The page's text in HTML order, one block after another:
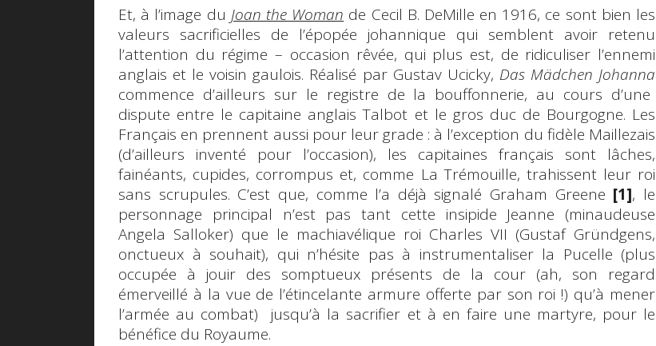
Et, à l’image du Joan the Woman de Cecil B. DeMille en 1916, ce sont bien les
valeurs sacrificielles de l’épopée johannique qui semblent avoir retenu
l’attention du régime – occasion rêvée, qui plus est, de ridiculiser l’ennemi
anglais et le voisin gaulois. Réalisé par Gustav Ucicky, Das Mädchen Johanna
commence d’ailleurs sur le registre de la bouffonnerie, au cours d’une
dispute entre le capitaine anglais Talbot et le gros duc de Bourgogne. Les
Français en prennent aussi pour leur grade : à l’exception du fidèle Maillezais
(d’ailleurs inventé pour l’occasion), les capitaines français sont lâches,
fainéants, cupides, corrompus et, comme La Trémouille, trahissent leur roi
sans scrupules. C’est que, comme l’a déjà signalé Graham Greene [1], le
personnage principal n’est pas tant cette insipide Jeanne (minaudeuse
Angela Salloker) que le machiavélique roi Charles VII (Gustaf Gründgens,
onctueux à souhait), qui n’hésite pas à instrumentaliser la Pucelle (plus
occupée à jouir des somptueux présents de la cour (ah, son regard
émerveillé à la vue de l’étincelante armure offerte par son roi !) qu’à mener
l’armée au combat) jusqu’à la sacrifier et à en faire une martyre, pour le
bénéfice du Royaume.